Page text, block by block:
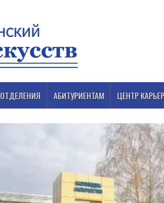
ОТДЕЛЕНИЯ АБИТУРИЕНТАМ ЦЕНТР